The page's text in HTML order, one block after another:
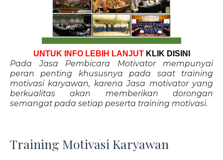
UNTUK INFO LEBIH LANJUT KLIK DISINI
Pada Jasa Pembicara Motivator mempunyai
peran penting khususnya pada saat training
motivasi karyawan, karena Jasa motivator yang
berkualitas akan memberikan dorongan
semangat pada setiap peserta training motivasi.
Training Motivasi Karyawan